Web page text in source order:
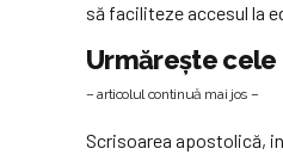
să faciliteze accesul la
Urmărește
– articolul continuă mai jos –
Scrisoarea apostolică,